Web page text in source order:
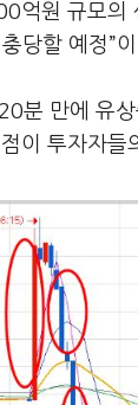
억원 규모의
당할 예정”
분 만에 유
이 투자자들